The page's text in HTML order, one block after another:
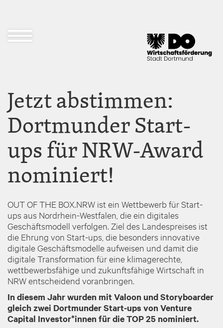
Navigation
Jetzt abstimmen:
Dortmunder Start-
ups für NRW-Award
nominiert!
OUT OF THE BOX.NRW ist ein Wettbewerb für Start-
ups aus Nordrhein-Westfalen, die ein digitales
Geschäftsmodell verfolgen. Ziel des Landespreises ist
die Ehrung von Start-ups, die besonders innovative
digitale Geschäftsmodelle aufweisen und damit die
digitale Transformation für eine klimagerechte,
wettbewerbsfähige und zukunftsfähige Wirtschaft in
NRW entscheidend voranbringen.
In diesem Jahr wurden mit Valoon und Storyboarder
gleich zwei Dortmunder Start-ups von Venture
Capital Investor*innen für die TOP 25 nominiert.